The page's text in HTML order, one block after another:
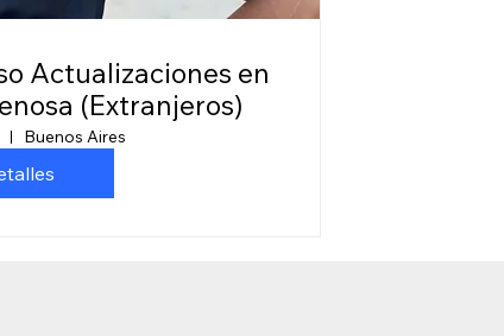
en
(Extranjeros)
Buenos Aires